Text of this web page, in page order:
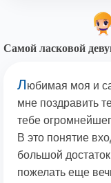
Самой ласковой
Любимая моя и
мне поздравить
тебе
В это понятие
большой
пожелать еще